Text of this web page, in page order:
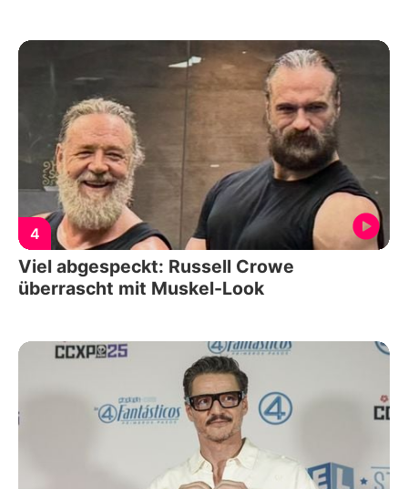
4
Viel abgespeckt: Russell Crowe
überrascht mit Muskel-Look